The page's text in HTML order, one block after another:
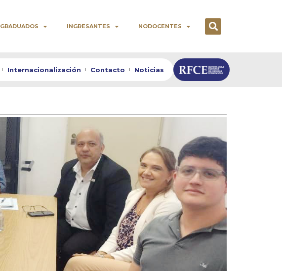
GRADUADOS INGRESANTES NODOCENTES
Internacionalización Contacto Noticias